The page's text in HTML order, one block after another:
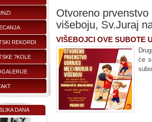
REKORDI
?KOLE
DANA
Otvoreno
višeboju, Sv.Juraj
VIŠEBOJCI OVE SUBOTE
će